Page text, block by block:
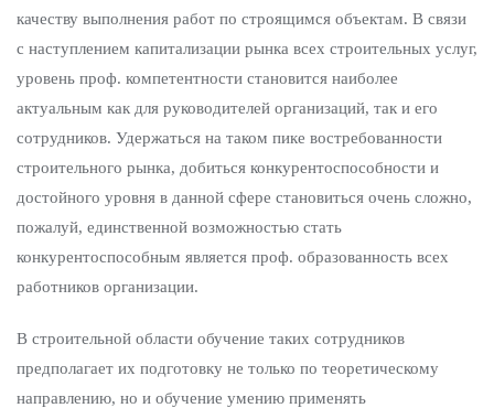
качеству выполнения работ по строящимся объектам. В связи
с наступлением капитализации рынка всех строительных услуг,
уровень проф. компетентности становится наиболее
актуальным как для руководителей организаций, так и его
сотрудников. Удержаться на таком пике востребованности
строительного рынка, добиться конкурентоспособности и
достойного уровня в данной сфере становиться очень сложно,
пожалуй, единственной возможностью стать
конкурентоспособным является проф. образованность всех
работников организации.
В строительной области обучение таких сотрудников
предполагает их подготовку не только по теоретическому
направлению, но и обучение умению применять